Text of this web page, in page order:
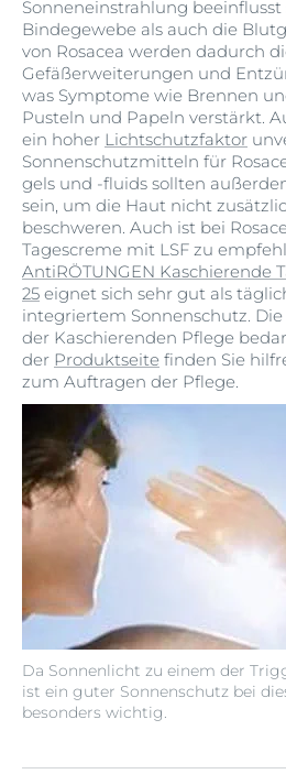
Da Sonnenlicht zu einem der
ist ein guter Sonnenschutz bei
besonders wichtig.
Sonneneinstrahlung beeinflusst
Bindegewebe als auch die
von Rosacea werden dadurch
Gefäßerweiterungen und
was Symptome wie Brennen
Pusteln und Papeln verstärkt.
ein hoher Lichtschutzfaktor
Sonnenschutzmitteln für
gels und -fluids sollten
sein, um die Haut nicht
beschweren. Auch ist bei
Tagescreme mit LSF zu
AntiRÖTUNGEN Kaschierende
25 eignet sich sehr gut als
integriertem Sonnenschutz.
der Kaschierenden Pflege
der Produktseite finden Sie
zum Auftragen der Pflege.